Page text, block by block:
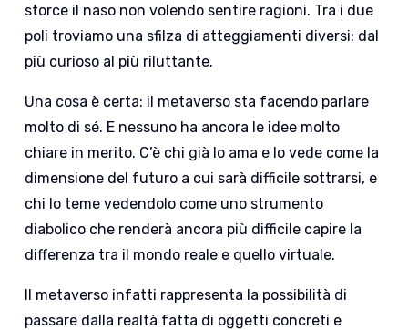
storce il naso non volendo sentire ragioni. Tra i due
poli troviamo una sfilza di atteggiamenti diversi: dal
più curioso al più riluttante.
Una cosa è certa: il metaverso sta facendo parlare
molto di sé. E nessuno ha ancora le idee molto
chiare in merito. C’è chi già lo ama e lo vede come la
dimensione del futuro a cui sarà difficile sottrarsi, e
chi lo teme vedendolo come uno strumento
diabolico che renderà ancora più difficile capire la
differenza tra il mondo reale e quello virtuale.
Il metaverso infatti rappresenta la possibilità di
passare dalla realtà fatta di oggetti concreti e